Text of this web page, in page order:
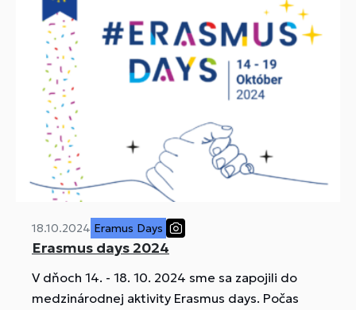
18.10.2024 Eramus Days
Erasmus days 2024
V dňoch 14. - 18. 10. 2024 sme sa zapojili do
medzinárodnej aktivity Erasmus days. Počas